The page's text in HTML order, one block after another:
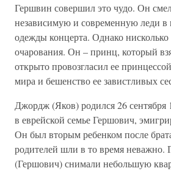
Гершвин совершил это чудо. Он
независимую и современную леди в
одежды концерта. Однако
очарования. Он – принц, который
открыто провозгласил ее
мира и бешенство ее завистливых
Джордж (Яков) родился 26
в еврейской семье Гершович,
Он был вторым ребенком после
родителей шли в то время неважно.
(Гершович) снимали небольшую